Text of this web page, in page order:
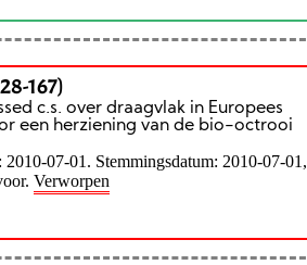
167)
c.s. over draagvlak in Europees
een herziening van de bio-octrooi
2010-07-01. Stemmingsdatum: 2010-07-01,
Verworpen